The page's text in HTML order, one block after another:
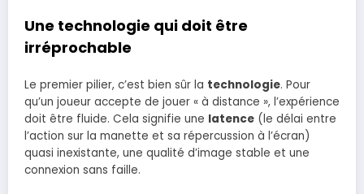
Une technologie qui doit être
irréprochable
Le premier pilier, c’est bien sûr la technologie. Pour
qu’un joueur accepte de jouer « à distance », l’expérience
doit être fluide. Cela signifie une latence (le délai entre
l’action sur la manette et sa répercussion à l’écran)
quasi inexistante, une qualité d’image stable et une
connexion sans faille.